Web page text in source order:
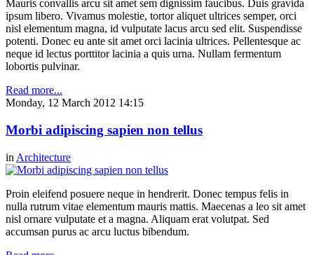
Mauris convallis arcu sit amet sem dignissim faucibus. Duis gravida
ipsum libero. Vivamus molestie, tortor aliquet ultrices semper, orci
nisl elementum magna, id vulputate lacus arcu sed elit. Suspendisse
potenti. Donec eu ante sit amet orci lacinia ultrices. Pellentesque ac
neque id lectus porttitor lacinia a quis urna. Nullam fermentum
lobortis pulvinar.
Read more...
Monday, 12 March 2012 14:15
Morbi adipiscing sapien non tellus
in Architecture
Proin eleifend posuere neque in hendrerit. Donec tempus felis in
nulla rutrum vitae elementum mauris mattis. Maecenas a leo sit amet
nisl ornare vulputate et a magna. Aliquam erat volutpat. Sed
accumsan purus ac arcu luctus bibendum.